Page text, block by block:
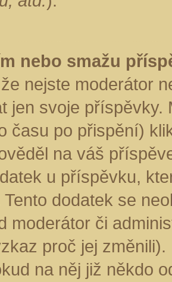
nebo smažu
nejste moderátor
jen svoje
času po přispění)
na váš
u příspěvku,
Tento dodatek se
moderátor či
proč jej
na něj již někdo